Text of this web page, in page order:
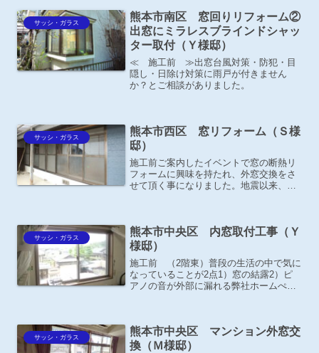
サッシ・ガラス
熊本市南区 窓回りリフォーム②
出窓にミラレスブラインドシャッ
ター取付（Ｙ様邸）
≪ 施工前 ≫出窓台風対策・防犯・目
隠し・日除け対策に雨戸が付きません
か？とご相談がありました。
サッシ・ガラス
熊本市西区 窓リフォーム（Ｓ様
邸）
施工前ご案内したイベントで窓の断熱リ
フォームに興味を持たれ、外窓交換をさ
せて頂く事になりました。地震以来、縁
助金申請】施工後－お...
サッシ・ガラス
熊本市中央区 内窓取付工事（Ｙ
様邸）
施工前 （2階東）普段の生活の中で気に
なっていることが2点1）窓の結露2）ピ
アノの音が外部に漏れる弊社ホームぺー
ーク（W165...
サッシ・ガラス
熊本市中央区 マンション外窓交
換（Ｍ様邸）